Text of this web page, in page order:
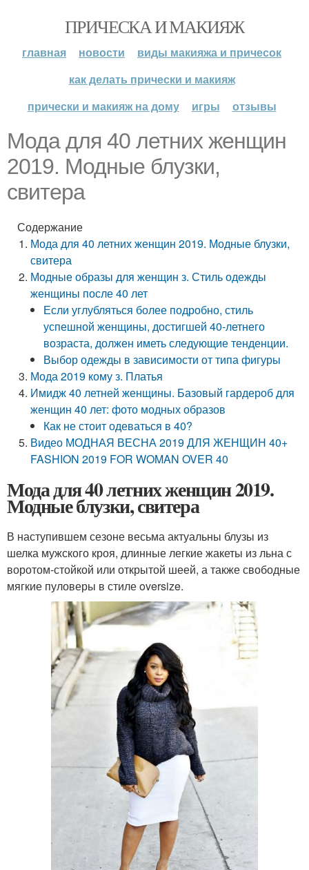
ПРИЧЕСКА И МАКИЯЖ
главная новости
виды макияжа и причесок
как делать прически и макияж
прически и макияж на дому
игры отзывы
Мода для 40 летних женщин
2019. Модные блузки,
свитера
Содержание
Мода для 40 летних женщин 2019. Модные блузки,
свитера
Модные образы для женщин з. Стиль одежды
женщины после 40 лет
Если углубляться более подробно, стиль
успешной женщины, достигшей 40-летнего
возраста, должен иметь следующие тенденции.
Выбор одежды в зависимости от типа фигуры
Мода 2019 кому з. Платья
Имидж 40 летней женщины. Базовый гардероб для
женщин 40 лет: фото модных образов
Как не стоит одеваться в 40?
Видео МОДНАЯ ВЕСНА 2019 ДЛЯ ЖЕНЩИН 40+
FASHION 2019 FOR WOMAN OVER 40
Мода для 40 летних женщин 2019.
Модные блузки, свитера
В наступившем сезоне весьма актуальны блузы из
шелка мужского кроя, длинные легкие жакеты из льна с
воротом-стойкой или открытой шеей, а также свободные
мягкие пуловеры в стиле oversize.